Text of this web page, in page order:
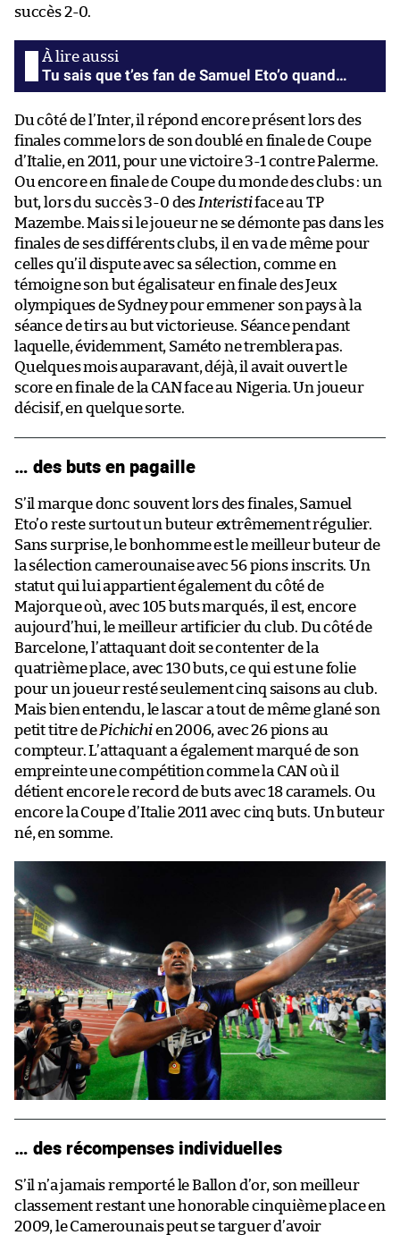
succès 2-0.
Tu sais que t’es fan de Samuel Eto’o quand…
Du côté de l’Inter, il répond encore présent lors des
finales comme lors de son doublé en finale de Coupe
d’Italie, en 2011, pour une victoire 3-1 contre Palerme.
Ou encore en finale de Coupe du monde des clubs : un
but, lors du succès 3-0 des Interistiface au TP
Mazembe. Mais si le joueur ne se démonte pas dans les
finales de ses différents clubs, il en va de même pour
celles qu’il dispute avec sa sélection, comme en
témoigne son but égalisateur en finale des Jeux
olympiques de Sydney pour emmener son pays à la
séance de tirs au but victorieuse. Séance pendant
laquelle, évidemment, Saméto ne tremblera pas.
Quelques mois auparavant, déjà, il avait ouvert le
score en finale de la CAN face au Nigeria. Un joueur
décisif, en quelque sorte.
… des buts en pagaille
S’il marque donc souvent lors des finales, Samuel
Eto’o reste surtout un buteur extrêmement régulier.
Sans surprise, le bonhomme est le meilleur buteur de
la sélection camerounaise avec 56 pions inscrits. Un
statut qui lui appartient également du côté de
Majorque où, avec 105 buts marqués, il est, encore
aujourd’hui, le meilleur artificier du club. Du côté de
Barcelone, l’attaquant doit se contenter de la
quatrième place, avec 130 buts, ce qui est une folie
pour un joueur resté seulement cinq saisons au club.
Mais bien entendu, le lascar a tout de même glané son
petit titre dePichichien 2006, avec 26 pions au
compteur. L’attaquant a également marqué de son
empreinte une compétition comme la CAN où il
détient encore le record de buts avec 18 caramels. Ou
encore la Coupe d’Italie 2011 avec cinq buts. Un buteur
né, en somme.
… des récompenses individuelles
S’il n’a jamais remporté le Ballon d’or, son meilleur
classement restant une honorable cinquième place en
2009, le Camerounais peut se targuer d’avoir